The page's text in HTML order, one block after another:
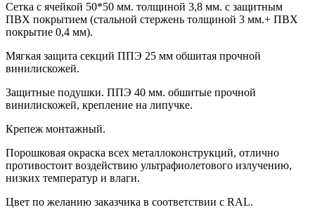
Сетка с ячейкой 50*50 мм. толщиной 3,8 мм. с защитным
ПВХ покрытием (стальной стержень толщиной 3 мм.+ ПВХ
покрытие 0,4 мм).
Мягкая защита секций ППЭ 25 мм обшитая прочной
винилискожей.
Защитные подушки. ППЭ 40 мм. обшитые прочной
винилискожей, крепление на липучке.
Крепеж монтажный.
Порошковая окраска всех металлоконструкций, отлично
противостоит воздействию ультрафиолетового излучению,
низких температур и влаги.
Цвет по желанию заказчика в соответствии с RAL.